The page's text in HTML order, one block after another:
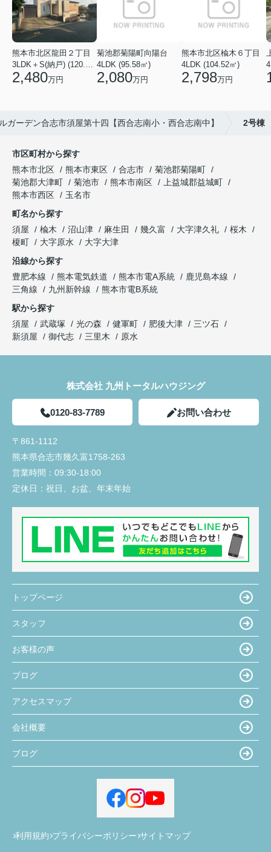
熊本市北区龍田２丁目
3LDK＋S(納戸) (120.48㎡)
2,480万円
菊池郡菊陽町向陽台
4LDK (95.58㎡)
2,080万円
熊本市北区楡木６丁目
4LDK (104.52㎡)
2,798万円
ーデン合志市須屋第十四【西合志南小・西合志南中】 2号棟
市区町村から探す
熊本市北区
熊本市東区 合志市
菊池郡菊陽町
菊池郡大津町
菊池市 熊本市南区
上益城郡益城町
熊本市西区
玉名市
町名から探す
須屋
楡木 沼山津 麻生田 幾久富 大字津久礼
桜木
榎町
大字原水
大字大津
沿線から探す
豊肥本線
熊本電気鉄道 熊本市電A系統
鹿児島本線
三角線
九州新幹線
熊本市電B系統
駅から探す
須屋
武蔵塚 光の森 健軍町 肥後大津
三ツ石
新須屋
御代志 三里木 原水
株式会社 九州トータルハウジング
0120-83-7789 お問い合わせ
〒861-1112
熊本県合志市幾久富1758-263
営業時間： 09:30-18:00
定休日： 祝日、お盆、年末年始
トップページ
スタッフ
お客様の声
ブログ
アクセスマップ
会社概要
ブログ
利用規約 プライバシーポリシー サイトマップ